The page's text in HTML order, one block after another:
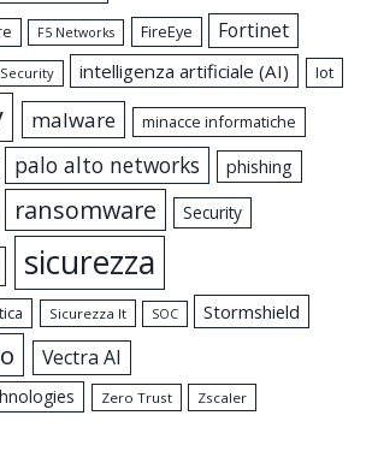
F5 Networks FireEye Fortinet
intelligenza artificiale (AI) Iot
malware minacce informatiche
palo alto networks phishing
ransomware Security
sicurezza
Sicurezza It SOC Stormshield
Vectra AI
Zero Trust Zscaler